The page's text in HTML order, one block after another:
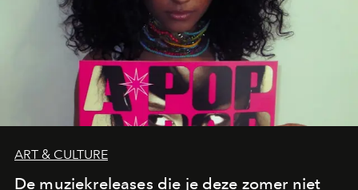
ART & CULTURE
De muziekreleases die je deze zomer niet